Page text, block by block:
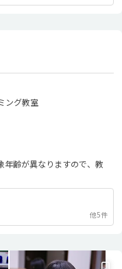
ング教室
齢が異なりますので、教
他5件